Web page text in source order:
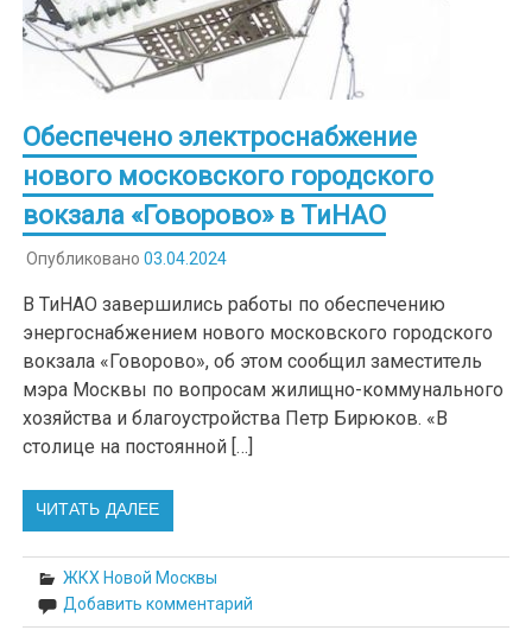
Обеспечено электроснабжение
нового московского городского
вокзала «Говорово» в ТиНАО
Опубликовано 03.04.2024
В ТиНАО завершились работы по обеспечению
энергоснабжением нового московского городского
вокзала «Говорово», об этом сообщил заместитель
мэра Москвы по вопросам жилищно-коммунального
хозяйства и благоустройства Петр Бирюков. «В
столице на постоянной […]
ЧИТАТЬ ДАЛЕЕ
ЖКХ Новой Москвы
Добавить комментарий